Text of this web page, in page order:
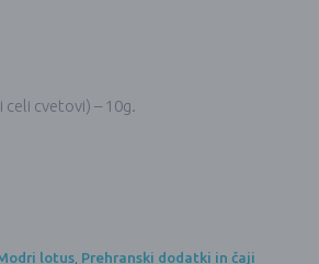
cvetovi) – 10g.
lotus, Prehranski dodatki in čaji